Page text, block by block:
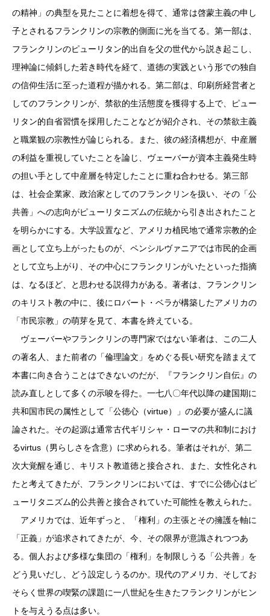
の精神」の典型を見たことに着想を得て、通常は啓蒙主義の申し
子とされるフランクリンの宗教的側面に光を当てる。第一部は、
フランクリンのピューリタン的出自を父の世代から説き起こし、
理神論に傾斜した若き時代を経て、道徳の実践という形での独自
の信仰生活に至った道程が描かれる。第二部は、印刷所経営者と
してのフランクリンが、禁欲的生活態度を獲得する上で、ピュー
リタン的自省習慣を採用したことなどが紹介され、その禁欲主義
と職業観の宗教性が論じられる。また、彼の経済構想が、中産層
の利益を重視していたことを論じ、ヴェーバーが資本主義発生時
の担い手として中産層を特定したことに重ね合わせる。第三部
は、社会企業家、政治家としてのフランクリンを扱い、その「公
共善」への志向がピューリタニズムの伝統から引き出されたこと
を明らかにする。大学設置など、アメリカ植民地で通常宗教的企
画として立ち上がったものが、ペンシルヴァニアでは市民的企画
として立ち上がり、その中心にフランクリンがいたといった指摘
は、なるほど、と思わせる説得力がある。著者は、フランクリン
のキリスト教の中に、後にロバート・ベラが構築したアメリカの
「市民宗教」の萌芽を見て、本書を終えている。
ヴェーバーやフランクリンの専門家ではない筆者は、この二人
の著名人、また前者の「倫理論文」をめぐる長い研究を踏まえて
本書に向き合うことはできないのだが、『フランクリン自伝』の
読み直しとして多くの示唆を得た。一七八〇年代以降の建国期に
共和国市民の属性として「公徳心（virtue）」の必要が盛んに議
論された。その起源は通常古代ギリシャ・ローマの共和制におけ
るvirtus（男らしさを含意）に求められる。筆者はそれが、第二
次大覚醒を通じ、キリスト教道徳と接合され、また、女性化され
たと考えてきたが、フランクリンにおいては、すでに公徳心はピ
ューリタニズム的公共善と接合されていた可能性を教えられた。
アメリカでは、近年ずっと、「権利」の主張とその擁護を軸に
「正義」が追求されてきたが、今、その限界が意識されつつあ
る。個人および多様な集団の「権利」を制限しうる「公共善」を
どう見いだし、どう設定しうるのか。現代のアメリカ、そしてお
そらく世界の喫緊の課題に一八世紀を生きたフランクリンがヒン
トを与えうる点は多い。